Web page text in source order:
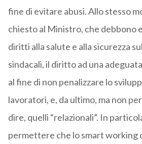
fine di evitare abusi. Allo stesso
chiesto al Ministro, che debbono
diritti alla salute e alla sicurezza
sindacali, il diritto ad una
al fine di non penalizzare lo
lavoratori, e, da ultimo, ma non
dire, quelli “relazionali”. In
permettere che lo smart working